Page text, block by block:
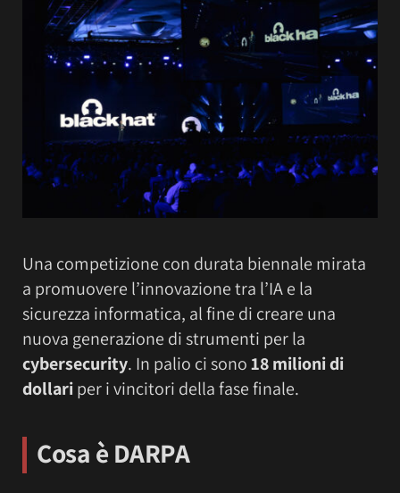
Una competizione con durata biennale mirata
a promuovere l’innovazione tra l’IA e la
sicurezza informatica, al fine di creare una
nuova generazione di strumenti per la
cybersecurity. In palio ci sono18 milioni di
dollariper i vincitori della fase finale.
Cosa è DARPA